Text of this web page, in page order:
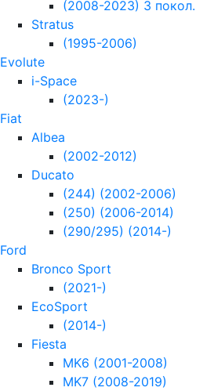
(2008-2023) 3 покол.
Stratus
(1995-2006)
Evolute
i-Space
(2023-)
Fiat
Albea
(2002-2012)
Ducato
(244) (2002-2006)
(250) (2006-2014)
(290/295) (2014-)
Ford
Bronco Sport
(2021-)
EcoSport
(2014-)
Fiesta
MK6 (2001-2008)
MK7 (2008-2019)